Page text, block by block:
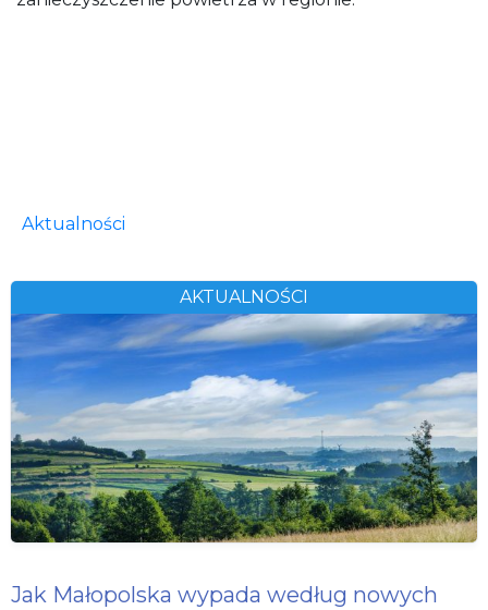
Aktualności
AKTUALNOŚCI
Jak Małopolska wypada według nowych